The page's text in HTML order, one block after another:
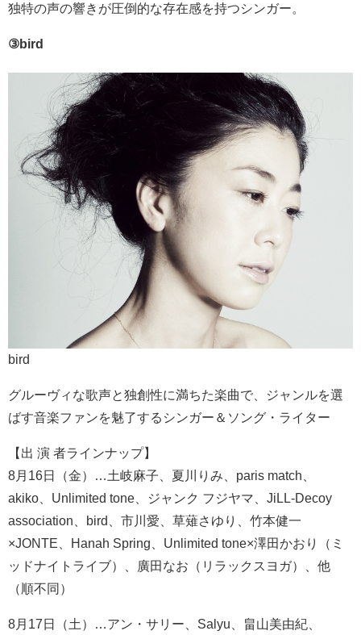
独特の声の響きが圧倒的な存在感を持つシンガー。
③bird
bird
グルーヴィな歌声と独創性に満ちた楽曲で、ジャンルを選
ばす音楽ファンを魅了するシンガー＆ソング・ライター
【出 演 者ラインナップ】
8月16日（金）…土岐麻子、夏川りみ、paris match、
akiko、Unlimited tone、ジャンク フジヤマ、JiLL-Decoy
association、bird、市川愛、草薙さゆり、竹本健一
×JONTE、Hanah Spring、Unlimited tone×澤田かおり（ミ
ッドナイトライブ）、廣田なお（リラックスヨガ）、他
（順不同）
8月17日（土）…アン・サリー、Salyu、畠山美由紀、